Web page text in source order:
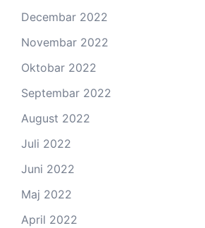
Decembar 2022
Novembar 2022
Oktobar 2022
Septembar 2022
August 2022
Juli 2022
Juni 2022
Maj 2022
April 2022